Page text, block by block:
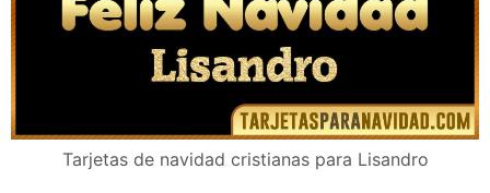
Tarjetas de navidad cristianas para Lisandro